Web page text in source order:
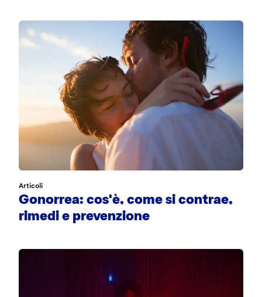
Articoli
Gonorrea: cos'è, come si contrae,
rimedi e prevenzione